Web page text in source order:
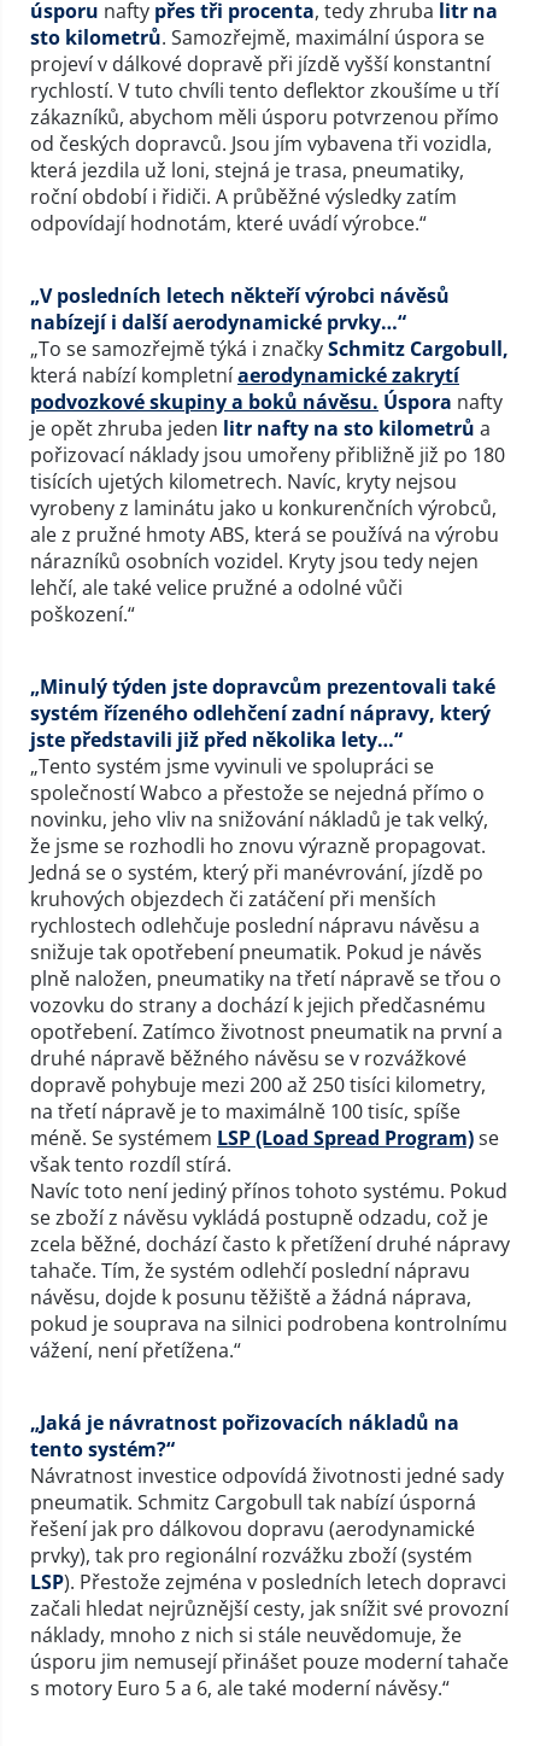
úsporu nafty přes tři procenta, tedy zhruba litr na
sto kilometrů. Samozřejmě, maximální úspora se
projeví v dálkové dopravě při jízdě vyšší konstantní
rychlostí. V tuto chvíli tento deflektor zkoušíme u tří
zákazníků, abychom měli úsporu potvrzenou přímo
od českých dopravců. Jsou jím vybavena tři vozidla,
která jezdila už loni, stejná je trasa, pneumatiky,
roční období i řidiči. A průběžné výsledky zatím
odpovídají hodnotám, které uvádí výrobce.“
„V posledních letech někteří výrobci návěsů
nabízejí i další aerodynamické prvky…“
„To se samozřejmě týká i značkySchmitz Cargobull,
která nabízí kompletníaerodynamické zakrytí
podvozkové skupiny a boků návěsu. Úspora nafty
je opět zhruba jeden litr nafty na sto kilometrů a
pořizovací náklady jsou umořeny přibližně již po 180
tisících ujetých kilometrech. Navíc, kryty nejsou
vyrobeny z laminátu jako u konkurenčních výrobců,
ale z pružné hmoty ABS, která se používá na výrobu
nárazníků osobních vozidel. Kryty jsou tedy nejen
lehčí, ale také velice pružné a odolné vůči
poškození.“
„Minulý týden jste dopravcům prezentovali také
systém řízeného odlehčení zadní nápravy, který
jste představili již před několika lety…“
„Tento systém jsme vyvinuli ve spolupráci se
společností Wabco a přestože se nejedná přímo o
novinku, jeho vliv na snižování nákladů je tak velký,
že jsme se rozhodli ho znovu výrazně propagovat.
Jedná se o systém, který při manévrování, jízdě po
kruhových objezdech či zatáčení při menších
rychlostech odlehčuje poslední nápravu návěsu a
snižuje tak opotřebení pneumatik. Pokud je návěs
plně naložen, pneumatiky na třetí nápravě se třou o
vozovku do strany a dochází k jejich předčasnému
opotřebení. Zatímco životnost pneumatik na první a
druhé nápravě běžného návěsu se v rozvážkové
dopravě pohybuje mezi 200 až 250 tisíci kilometry,
na třetí nápravě je to maximálně 100 tisíc, spíše
méně. Se systémem LSP (Load Spread Program)se
však tento rozdíl stírá.
Navíc toto není jediný přínos tohoto systému. Pokud
se zboží z návěsu vykládá postupně odzadu, což je
zcela běžné, dochází často k přetížení druhé nápravy
tahače. Tím, že systém odlehčí poslední nápravu
návěsu, dojde k posunu těžiště a žádná náprava,
pokud je souprava na silnici podrobena kontrolnímu
vážení, není přetížena.“
„Jaká je návratnost pořizovacích nákladů na
tento systém?“
Návratnost investice odpovídá životnosti jedné sady
pneumatik. Schmitz Cargobull tak nabízí úsporná
řešení jak pro dálkovou dopravu (aerodynamické
prvky), tak pro regionální rozvážku zboží (systém
LSP). Přestože zejména v posledních letech dopravci
začali hledat nejrůznější cesty, jak snížit své provozní
náklady, mnoho z nich si stále neuvědomuje, že
úsporu jim nemusejí přinášet pouze moderní tahače
s motory Euro 5 a 6, ale také moderní návěsy.“